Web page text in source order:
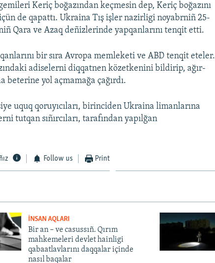
Keriç boğazından keçmesin dep, Keriç boğazını
de qapattı. Ukraina Tış işler nazirligi noyabrniñ 25-
Qara ve Azaq deñizlerinde yapqanlarını tenqit etti.
bir sıra Avropa memleketi ve ABD tenqit eteler.
adiselerni diqqatnen közetkenini bildirip, ağır-
beterine yol açmamağa çağırdı.
uquq qoruyıcıları, birinciden Ukraina limanlarına
tutqan sıñırcıları, tarafından yapılğan
Follow us Print
İNSAN AQLARI
Bir an – ve casussıñ. Qırım
mahkemeleri devlet hainligi
qabaatlavlarını daqqalar içinde
nasıl baqalar